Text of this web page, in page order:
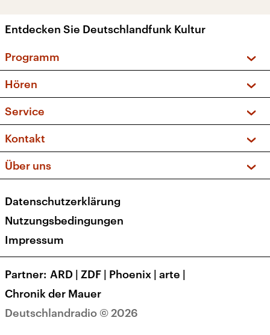
Entdecken Sie Deutschlandfunk Kultur
Programm
Sendungen und Podcasts
Musikliste
Kakadu – Das Kinderprogramm
Hören
Frequenzen (UKW + DAB+)
Service
FAQ
Apps
Newsletter
Veranstaltungen
Kontakt
Social Media
Über uns
Presse
Karriere
Transparenz
Deutschlandradio © 2026
Datenschutzerklärung
Nutzungsbedingungen
Impressum
Partner ARD | ZDF | Phoenix | arte |
Chronik der Mauer